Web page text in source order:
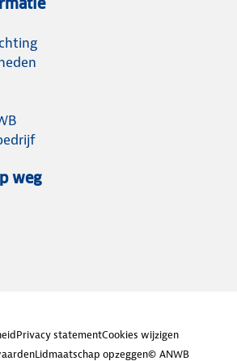
weg
Privacy statementCookies wijzigen
Lidmaatschap opzeggen© ANWB